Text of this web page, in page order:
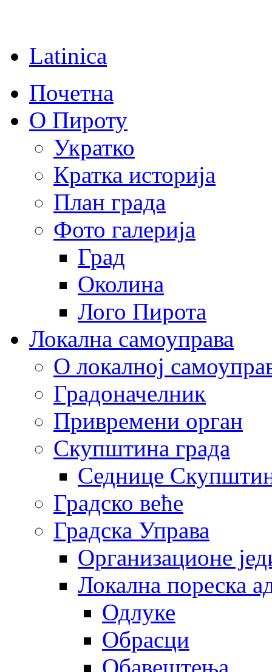
Latinica
Почетна
О Пироту
Укратко
Кратка историја
План града
Фото галерија
Град
Околина
Лого Пирота
Локална самоуправа
О локалној
Градоначелник
Привремени орган
Скупштина града
Седнице
Градско веће
Градска Управа
Организационе
Локална пореска
Одлуке
Обрасци